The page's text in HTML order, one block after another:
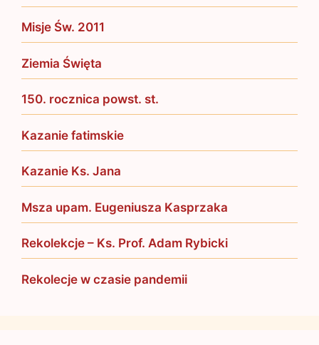
Misje Św. 2011
Ziemia Święta
150. rocznica powst. st.
Kazanie fatimskie
Kazanie Ks. Jana
Msza upam. Eugeniusza Kasprzaka
Rekolekcje – Ks. Prof. Adam Rybicki
Rekolecje w czasie pandemii